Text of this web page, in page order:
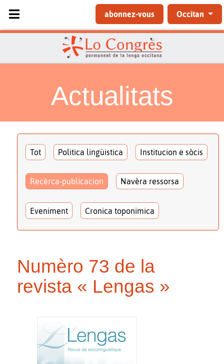
Sélectionnez votre langue
abonnez-vous Occitan
Actualitats
Tot Politica lingüistica Institucion e sòcis
Recèrca-publicacion Navèra ressorsa
Eveniment Cronica toponimica
Numèro 73 de la
revista « Lengas »